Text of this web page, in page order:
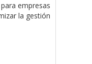
empresas
la gestión